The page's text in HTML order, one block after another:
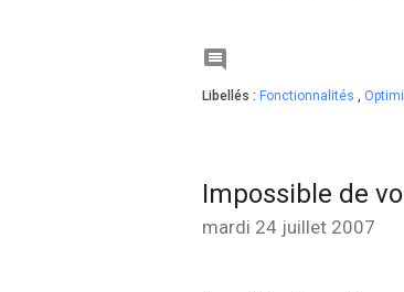

Libellés : Fonctionnalités ,
Impossible de
mardi 24 juillet 2007